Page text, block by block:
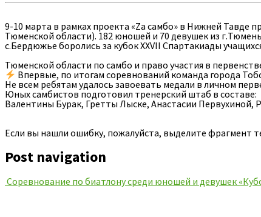
9-10 марта в рамках проекта «Za самбо» в Нижней Тавде
Тюменской области). 182 юношей и 70 девушек из
с.Бердюжье боролись за кубок XXVII Спартакиады
Тюменской области по самбо и право участия в
Впервые, по итогам соревнований команда города
Не всем ребятам удалось завоевать медали в личном
Юных самбистов подготовил тренерский штаб в составе:
Валентины Бурак, Гретты Лыске, Анастасии Первухиной,
Если вы нашли ошибку, пожалуйста, выделите фрагмент
Post navigation
Соревнование по биатлону среди юношей и девушек